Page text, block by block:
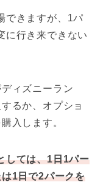
できますが、1パ
に行き来できない
ィズニーラン
るか、オプショ
入します。
しては、1日1パー
1日で2パークを